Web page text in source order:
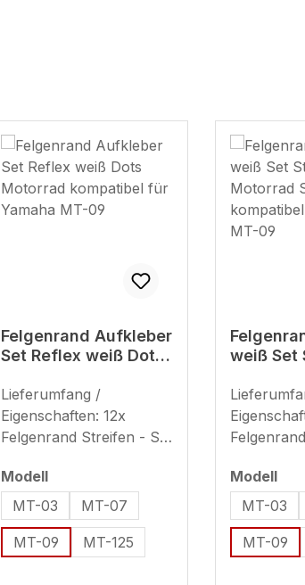
Felgenrand Aufkleber
Set Reflex weiß Dots
für Yamaha MT-09
Lieferumfang /
Eigenschaften: 12x
Felgenrand Streifen - Set
Motorradfelgen (plus 8x
Ersatzstreifen) geeignet
für 17 Zoll (Streifenbreite
- ca. 9 mm + 7 mm)
Modellauswählen
MT-03
MT-07
MT-09 MT-125
weiß Set
Yamaha
für 17 Zoll
- ca. 9
Modell
MT-03
MT-09